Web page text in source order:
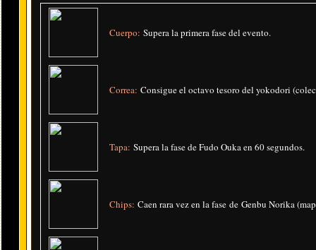
Cuerpo: Supera la primera fase del evento.
Correa: Consigue el octavo tesoro del yokodori
Tapa: Supera la fase de Fudo Ouka en 60 segundos.
Chips: Caen rara vez en la fase de Genbu Norika